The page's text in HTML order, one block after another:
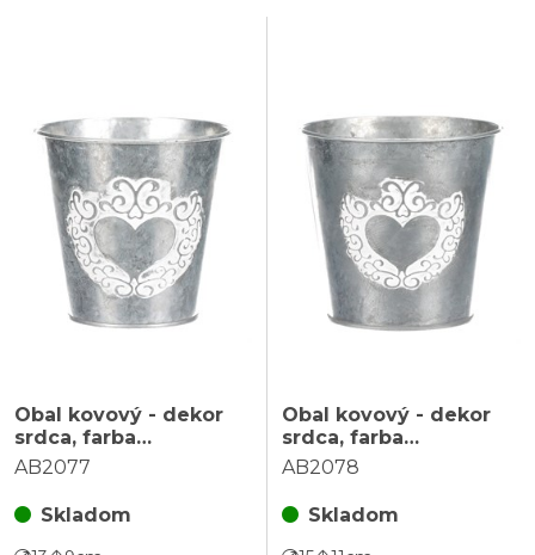
Obal kovový - dekor
srdca, farba
strieborno-biela
AB2077
Skladom
Obal kovový - dekor
srdca, farba
strieborno-biela
AB2078
Skladom